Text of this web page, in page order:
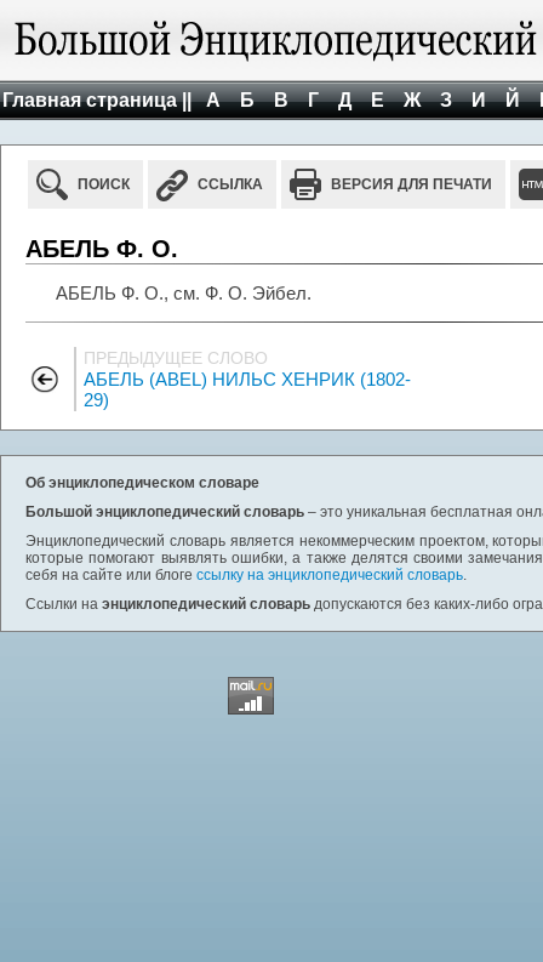
Главная страница || А Б В Г Д Е Ж З И Й
ПОИСК ССЫЛКА ВЕРСИЯ ДЛЯ ПЕЧАТИ
АБЕЛЬ Ф. О.
АБЕЛЬ Ф. О., см. Ф. О. Эйбел.
ПРЕДЫДУЩЕЕ СЛОВО
АБЕЛЬ (ABEL) НИЛЬС ХЕНРИК (1802-
29)
Об энциклопедическом словаре
Большой энциклопедический словарь – это уникальная бесплатная
Энциклопедический словарь является некоммерческим проектом,
которые помогают выявлять ошибки, а также делятся своими
себя на сайте или блоге ссылку на энциклопедический словарь.
Ссылки на энциклопедический словарь допускаются без каких-либо